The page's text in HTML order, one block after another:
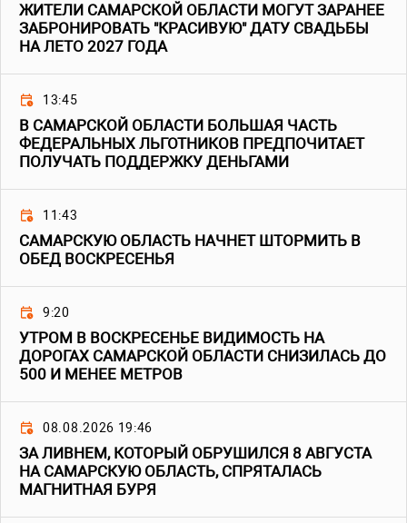
ЖИТЕЛИ САМАРСКОЙ ОБЛАСТИ МОГУТ ЗАРАНЕЕ
ЗАБРОНИРОВАТЬ "КРАСИВУЮ" ДАТУ СВАДЬБЫ
НА ЛЕТО 2027 ГОДА
13:45
В САМАРСКОЙ ОБЛАСТИ БОЛЬШАЯ ЧАСТЬ
ФЕДЕРАЛЬНЫХ ЛЬГОТНИКОВ ПРЕДПОЧИТАЕТ
ПОЛУЧАТЬ ПОДДЕРЖКУ ДЕНЬГАМИ
11:43
САМАРСКУЮ ОБЛАСТЬ НАЧНЕТ ШТОРМИТЬ В
ОБЕД ВОСКРЕСЕНЬЯ
9:20
УТРОМ В ВОСКРЕСЕНЬЕ ВИДИМОСТЬ НА
ДОРОГАХ САМАРСКОЙ ОБЛАСТИ СНИЗИЛАСЬ ДО
500 И МЕНЕЕ МЕТРОВ
08.08.2026 19:46
ЗА ЛИВНЕМ, КОТОРЫЙ ОБРУШИЛСЯ 8 АВГУСТА
НА САМАРСКУЮ ОБЛАСТЬ, СПРЯТАЛАСЬ
МАГНИТНАЯ БУРЯ